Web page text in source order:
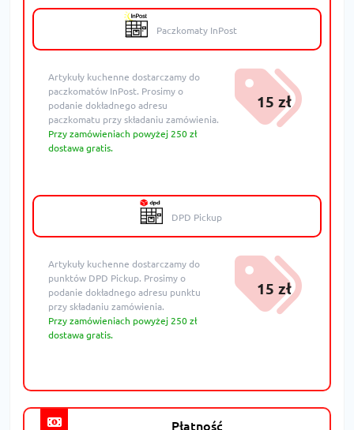
Paczkomaty InPost
Artykuły kuchenne dostarczamy do
paczkomatów InPost. Prosimy o
podanie dokładnego adresu
paczkomatu przy składaniu zamówienia.
Przy zamówieniach powyżej 250 zł
dostawa gratis.
15 zł
DPD Pickup
Artykuły kuchenne dostarczamy do
punktów DPD Pickup. Prosimy o
podanie dokładnego adresu punktu
przy składaniu zamówienia.
Przy zamówieniach powyżej 250 zł
dostawa gratis.
15 zł
Płatność